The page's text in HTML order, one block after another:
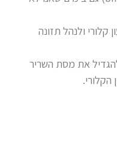
קלורי ולנהל תזונה
את מסת השריר
הקלורי.